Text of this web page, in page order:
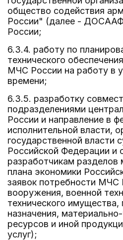
общество содействия
России" (далее -
России;
6.3.4. работу по
технического
МЧС России на работу в
времени;
6.3.5. разработку
подразделениями
России и направление в
исполнительной власти,
государственной власти
Российской Федерации и
разработчикам разделов
плана экономики
заявок потребности МЧС
вооружения, военной
технического
назначения,
ресурсов и иной
услуг);